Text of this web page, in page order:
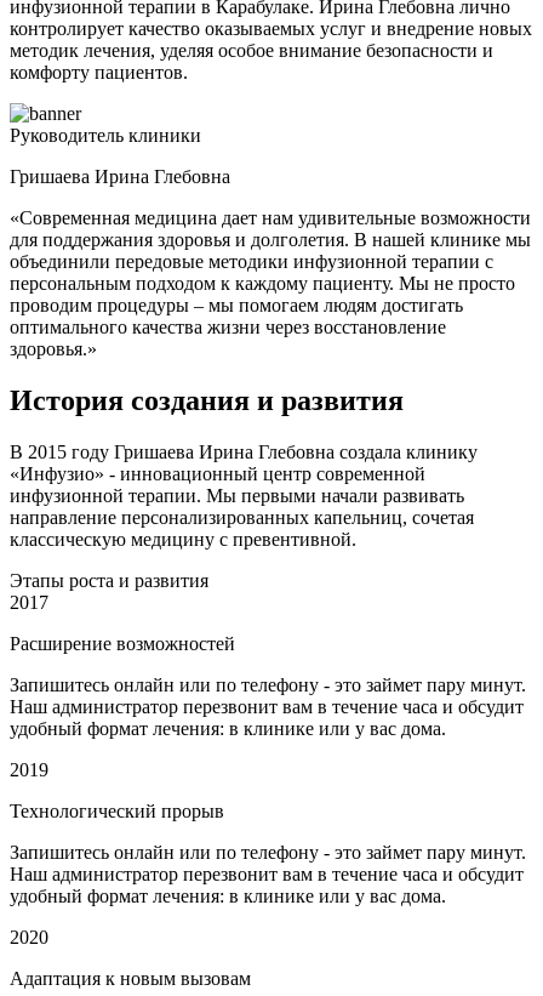
инфузионной терапии в Карабулаке. Ирина Глебовна лично
контролирует качество оказываемых услуг и внедрение новых
методик лечения, уделяя особое внимание безопасности и
комфорту пациентов.
Руководитель клиники
Гришаева Ирина Глебовна
«Современная медицина дает нам удивительные возможности
для поддержания здоровья и долголетия. В нашей клинике мы
объединили передовые методики инфузионной терапии с
персональным подходом к каждому пациенту. Мы не просто
проводим процедуры – мы помогаем людям достигать
оптимального качества жизни через восстановление
здоровья.»
История создания и развития
В 2015 году Гришаева Ирина Глебовна создала клинику
«Инфузио» - инновационный центр современной
инфузионной терапии. Мы первыми начали развивать
направление персонализированных капельниц, сочетая
классическую медицину с превентивной.
Этапы роста и развития
2017
Расширение возможностей
Запишитесь онлайн или по телефону - это займет пару минут.
Наш администратор перезвонит вам в течение часа и обсудит
удобный формат лечения: в клинике или у вас дома.
2019
Технологический прорыв
Запишитесь онлайн или по телефону - это займет пару минут.
Наш администратор перезвонит вам в течение часа и обсудит
удобный формат лечения: в клинике или у вас дома.
2020
Адаптация к новым вызовам